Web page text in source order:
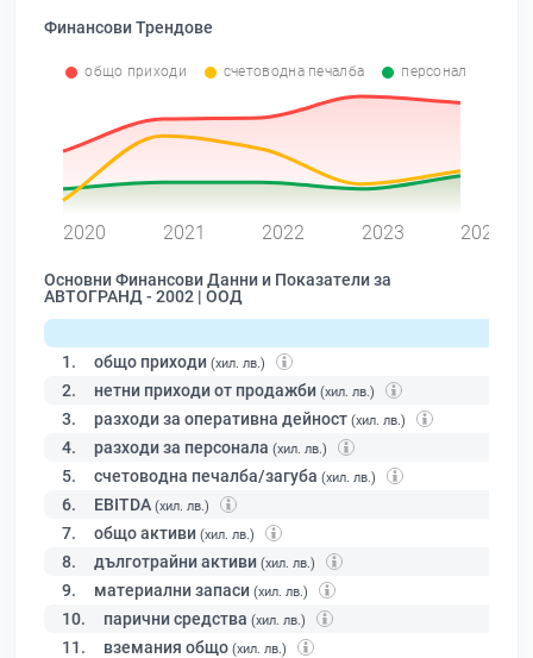
Финансови Трендове
общо приходи счетоводна печалба персонал
2020 2021 2022 2023 2024
Основни Финансови Данни и Показатели за
АВТОГРАНД - 2002 | ООД
1. общо приходи (хил. лв.)
2. нетни приходи от продажби (хил. лв.)
3. разходи за оперативна дейност (хил. лв.)
4. разходи за персонала (хил. лв.)
5. счетоводна печалба/загуба (хил. лв.)
6. EBITDA (хил. лв.)
7. общо активи (хил. лв.)
8. дълготрайни активи (хил. лв.)
9. материални запаси (хил. лв.)
10. парични средства (хил. лв.)
11. вземания общо (хил. лв.)